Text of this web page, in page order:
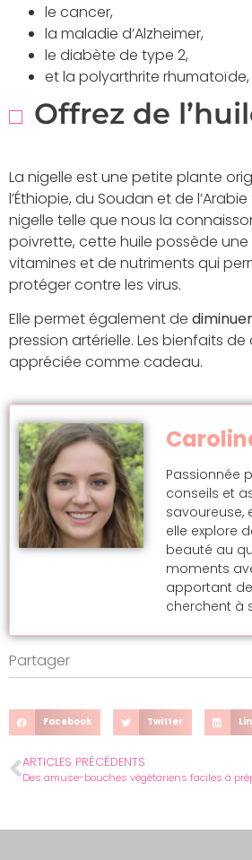
le cancer,
la maladie d’Alzheimer,
le diabète de type 2,
et la polyarthrite rhumatoïde,
Offrez de
La nigelle est une petite plante
l’Éthiopie, du Soudan et de
nigelle telle que nous la
poivrette, cette huile possède
vitamines et de nutriments qui
protéger contre les virus.
Elle permet également de
pression artérielle. Les bienfaits
appréciée comme cadeau.
Passionnée
conseils et
savoureuse,
elle explore
beauté au
moments
apportant
cherchent à
Partager
Facebook Twitter
ARTICLES PRÉCÉDENTS